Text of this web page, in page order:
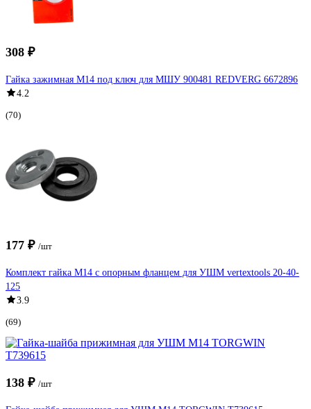
308 ₽
Гайка зажимная М14 под ключ для МШУ 900481 REDVERG 6672896
4.2
(70)
177 ₽ /шт
Комплект гайка М14 с опорным фланцем для УШМ vertextools 20-40-
125
3.9
(69)
138 ₽ /шт